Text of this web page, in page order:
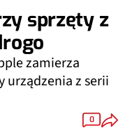
sprzęty z
zamierza
urządzenia z serii
0